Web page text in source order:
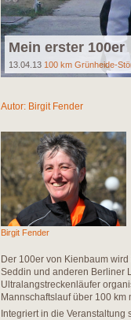
Mein erster 100er
13.04.13 100 km Grünheide-
Autor: Birgit Fender
Birgit Fender
Der 100er von Kienbaum
Seddin und anderen Berliner
Ultralangstreckenläufer
Mannschaftslauf über 100
Integriert in die